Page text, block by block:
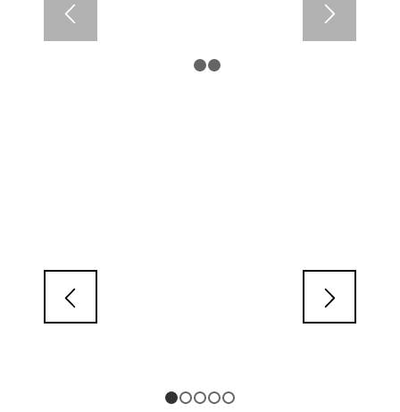
Alle Zahlungsmöglichkeiten